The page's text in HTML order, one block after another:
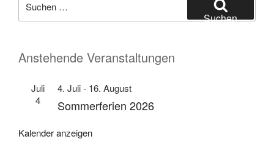
nach:
Suchen
Anstehende Veranstaltungen
Juli
4
4. Juli- 16. August
Sommerferien 2026
Kalender anzeigen